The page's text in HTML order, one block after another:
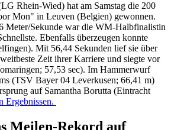
Rhein-Wied) hat am Samstag die 200
Mon" in Leuven (Belgien) gewonnen.
Meter/Sekunde war die WM-Halbfinalistin
Ebenfalls überzeugen konnte
Mit 56,44 Sekunden lief sie über
Zeit ihrer Karriere und siegte vor
57,53 sec). Im Hammerwurf
(TSV Bayer 04 Leverkusen; 66,41 m)
auf Samantha Borutta (Eintracht
Ergebnissen.
Meilen-Rekord auf